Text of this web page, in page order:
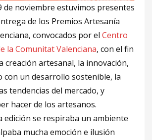
de noviembre estuvimos presentes
de los Premios Artesanía
convocados por el Centro
la Comunitat Valenciana, con el fin
creación artesanal, la innovación,
con un desarrollo sostenible, la
tendencias del mercado, y
hacer de los artesanos.
edición se respiraba un ambiente
mucha emoción e ilusión